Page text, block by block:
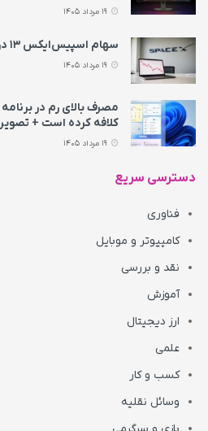
سهام اسپیس‌ایکس ۱۳ درصد سقوط کرد
کلافه کرده است + تصویر
دسترسی سریع
فناوری
کامپیوتر و موبایل
نقد و بررسی
آموزش
ارز دیجیتال
علمی
کسب و کار
وسائل نقلیه